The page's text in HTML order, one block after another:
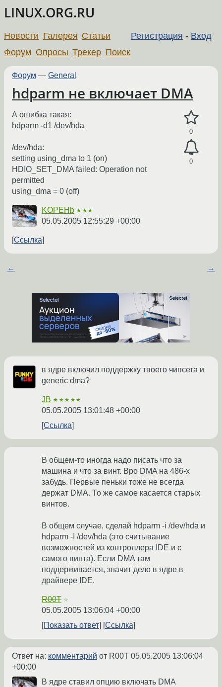
LINUX.ORG.RU
Регистрация - Вход
Новости Галерея Статьи
Форум Опросы Трекер Поиск
Форум — General
hdparm не включает DMA
0
0
А ошибка такая:
hdparm -d1 /dev/hda
/dev/hda:
setting using_dma to 1 (on)
HDIO_SET_DMA failed: Operation not
permitted
using_dma = 0 (off)
KOPEHb ★★★
05.05.2005 12:55:29 +00:00
Ссылка
← →
в ядре включил поддержку твоего чипсета и
generic dma?
JB ★★★★★
05.05.2005 13:01:48 +00:00
Ссылка
В общем-то иногда надо писать что за
машина и что за винт. Вро DMA на 486-х
забудь. Первые пеньки тоже не всегда
держат DMA. То же самое касается старых
винтов.
В общем случае, сделай hdparm -i /dev/hda и
hdparm -I /dev/hda (это считывание
возможностей из контроллера IDE и с
самого винта). Если DMA там
поддерживается, значит дело в ядре в
драйвере IDE.
R00T ☆
05.05.2005 13:06:04 +00:00
Показать ответ
Ссылка
Ответ на: комментарий от R00T 05.05.2005 13:06:04
+00:00
В ядре ставил опцию включать DMA